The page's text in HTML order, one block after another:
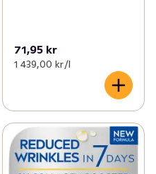
71,95 kr
1 439,00 kr /l